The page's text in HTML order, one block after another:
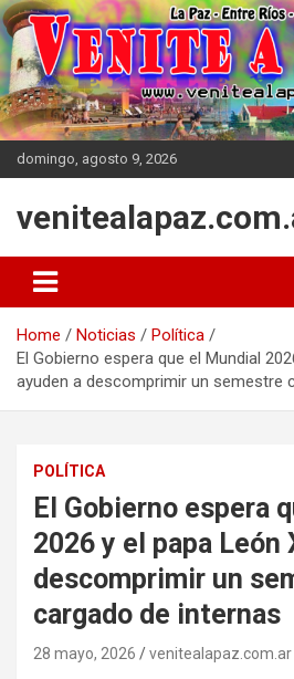
Skip
to
content
domingo, agosto 9, 2026
Home Noticias
Política
El Gobierno espera que el Mundial
ayuden a descomprimir un semestre
POLÍTICA
El Gobierno espera
2026 y el papa León
descomprimir un
cargado de internas
28 mayo, 2026 venitealapaz.com.ar